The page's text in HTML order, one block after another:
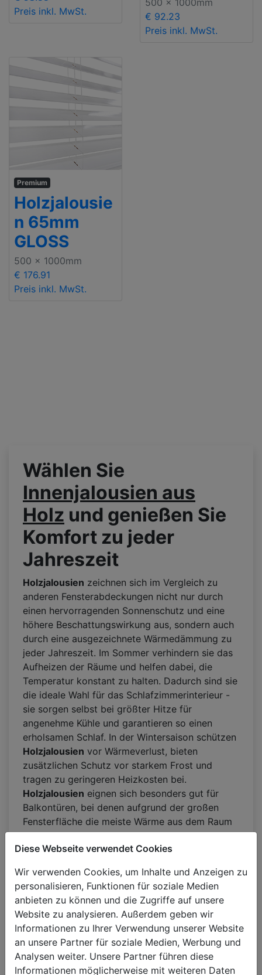
Diese Webseite verwendet Cookies
Wir verwenden Cookies, um Inhalte und Anzeigen zu
personalisieren, Funktionen für soziale Medien
anbieten zu können und die Zugriffe auf unsere
Website zu analysieren. Außerdem geben wir
Informationen zu Ihrer Verwendung unserer Website
an unsere Partner für soziale Medien, Werbung und
Analysen weiter. Unsere Partner führen diese
Informationen möglicherweise mit weiteren Daten
Preis inkl. MwSt.
500 x 1000mm
€ 92.23
Preis inkl. MwSt.
Premium
Holzjalousie
n 65mm
GLOSS
500 x 1000mm
€ 176.91
Preis inkl. MwSt.
Wählen Sie
Innenjalousien aus
Holz und genießen Sie
Komfort zu jeder
Jahreszeit
Holzjalousien zeichnen sich im Vergleich zu
anderen Fensterabdeckungen nicht nur durch
einen hervorragenden Sonnenschutz und eine
höhere Beschattungswirkung aus, sondern auch
durch eine ausgezeichnete Wärmedämmung zu
jeder Jahreszeit. Im Sommer verhindern sie das
Aufheizen der Räume und helfen dabei, die
Temperatur konstant zu halten. Dadurch sind sie
die ideale Wahl für das Schlafzimmerinterieur -
sie sorgen selbst bei größter Hitze für
angenehme Kühle und garantieren so einen
erholsamen Schlaf. In der Wintersaison schützen
Holzjalousien vor Wärmeverlust, bieten
zusätzlichen Schutz vor starkem Frost und
tragen zu geringeren Heizkosten bei.
Holzjalousien eignen sich besonders gut für
Balkontüren, bei denen aufgrund der großen
Fensterfläche die meiste Wärme aus dem Raum
entweicht.
Innenjalousien aus
Holz– eine Zierde für
jedes Interieur
Innenjalousien aus Holzgehören nicht umsonst
zu den beliebtesten Arten von Fensterjalousien.